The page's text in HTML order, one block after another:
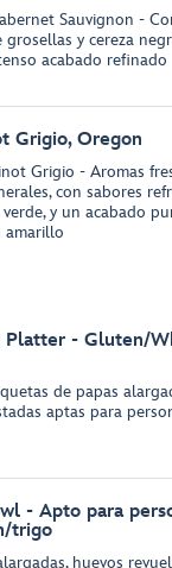
Sauvignon -
y cereza
acabado refinado
Grigio, Oregon
Grigio - Aromas
con sabores
y un acabado
amarillo
Platter - Gluten/
de papas
aptas para
- Apto para
trigo
huevos